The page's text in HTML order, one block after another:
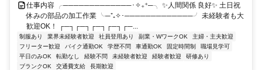
仕事内容 ╭─────────────･✧₊⁺─╮ ✨人間関係 良好✨ 土日祝
休みの部品の加工作業 ╰─⁺₊✧･─────────────╯ 未経験者も大
歓迎OK！ ┌─┐┌─┐┌─┐┌─┐┌─...
制服あり 業界未経験者歓迎 社員登用あり 副業・WワークOK
主婦・主夫歓迎
フリーター歓迎
バイク通勤OK 学歴不問 車通勤OK 固定時間制
職場見学可
平日のみOK
転勤なし 経験不問 未経験者歓迎 経験者歓迎
研修あり
ブランクOK
交通費支給 長期歓迎